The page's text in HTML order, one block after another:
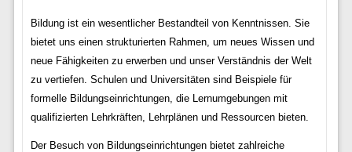
Bildung ist ein wesentlicher Bestandteil von Kenntnissen. Sie
bietet uns einen strukturierten Rahmen, um neues Wissen und
neue Fähigkeiten zu erwerben und unser Verständnis der Welt
zu vertiefen. Schulen und Universitäten sind Beispiele für
formelle Bildungseinrichtungen, die Lernumgebungen mit
qualifizierten Lehrkräften, Lehrplänen und Ressourcen bieten.
Der Besuch von Bildungseinrichtungen bietet zahlreiche